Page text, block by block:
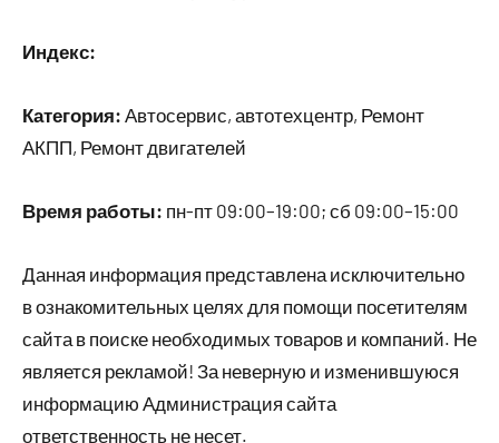
Индекс:
Категория: Автосервис, автотехцентр, Ремонт
АКПП, Ремонт двигателей
Время работы: пн-пт 09:00–19:00; сб 09:00–15:00
Данная информация представлена исключительно
в ознакомительных целях для помощи посетителям
сайта в поиске необходимых товаров и компаний. Не
является рекламой! За неверную и изменившуюся
информацию Администрация сайта
ответственность не несет.